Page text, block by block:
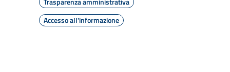
Accesso all'informazione